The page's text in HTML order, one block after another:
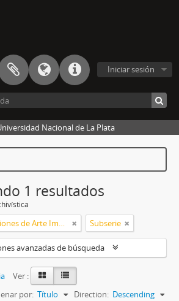
Iniciar sesión
Nacional de La Plata
1 resultados
Colección de Publicaciones de Arte Impreso Subserie
avanzadas de búsqueda
Ver :
por: Título Direction: Descending